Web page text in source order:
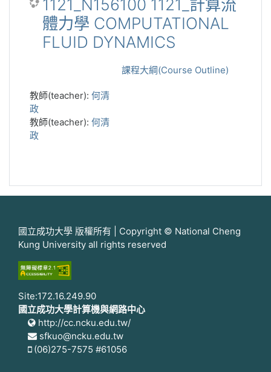
1121_N156100 1121_計算流
體力學 COMPUTATIONAL
FLUID DYNAMICS
課程大綱(Course Outline)
教師(teacher): 何清
政
教師(teacher): 何清
政
國立成功大學 版權所有 | Copyright © National Cheng
Kung University all rights reserved
Site:172.16.249.90
國立成功大學計算機與網路中心
http://cc.ncku.edu.tw/
sfkuo@ncku.edu.tw
(06)275-7575 #61056